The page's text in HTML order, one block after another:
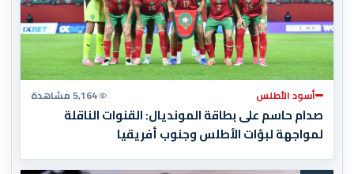
أسود الأطلس 5,164 مشاهدة
صدام حاسم على بطاقة المونديال: القنوات الناقلة
لمواجهة لبؤات الأطلس وجنوب أفريقيا